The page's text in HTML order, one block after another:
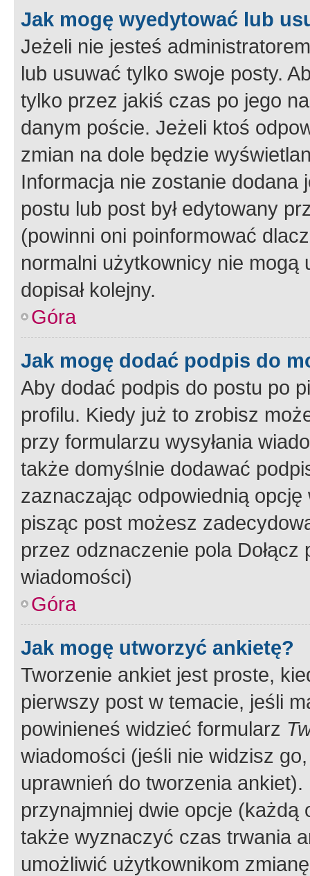
Jak mogę wyedytować lub
Jeżeli nie jesteś
lub usuwać tylko swoje posty.
tylko przez jakiś czas po jego
danym poście. Jeżeli ktoś
zmian na dole będzie
Informacja nie zostanie dodana
postu lub post był edytowany
(powinni oni poinformować
normalni użytkownicy nie
dopisał kolejny.
Góra
Jak mogę dodać podpis do
Aby dodać podpis do postu po
profilu. Kiedy już to zrobisz
przy formularzu wysyłania
także domyślnie dodawać
zaznaczając odpowiednią
pisząc post możesz
przez odznaczenie pola
wiadomości)
Góra
Jak mogę utworzyć ankietę?
Tworzenie ankiet jest proste,
pierwszy post w temacie, jeśli
powinieneś widzieć formularz
wiadomości (jeśli nie widzisz
uprawnień do tworzenia
przynajmniej dwie opcje
także wyznaczyć czas trwania
umożliwić użytkownikom